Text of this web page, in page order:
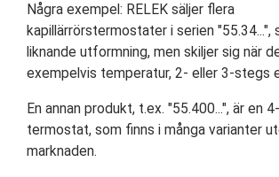
Några exempel: RELEK säljer flera
kapillärrörstermostater i serien "55.34...",
liknande utformning, men skiljer sig när
exempelvis temperatur, 2- eller 3-stegs
En annan produkt, t.ex. "55.400...", är en
termostat, som finns i många varianter
marknaden.